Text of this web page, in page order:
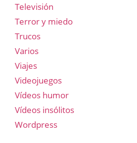
Televisión
Terror y miedo
Trucos
Varios
Viajes
Videojuegos
Vídeos humor
Vídeos insólitos
Wordpress